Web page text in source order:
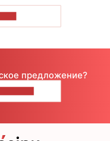
предложение?